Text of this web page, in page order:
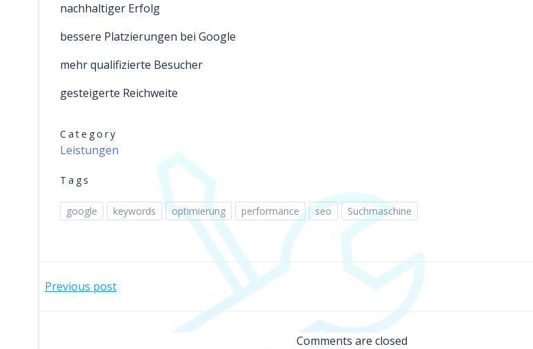
nachhaltiger Erfolg
bessere Platzierungen bei Google
mehr qualifizierte Besucher
gesteigerte Reichweite
Category
Leistungen
Tags
google keywords optimierung performance seo Suchmaschine
Post
navigation
Previous post
Post
navigation
Comments are closed